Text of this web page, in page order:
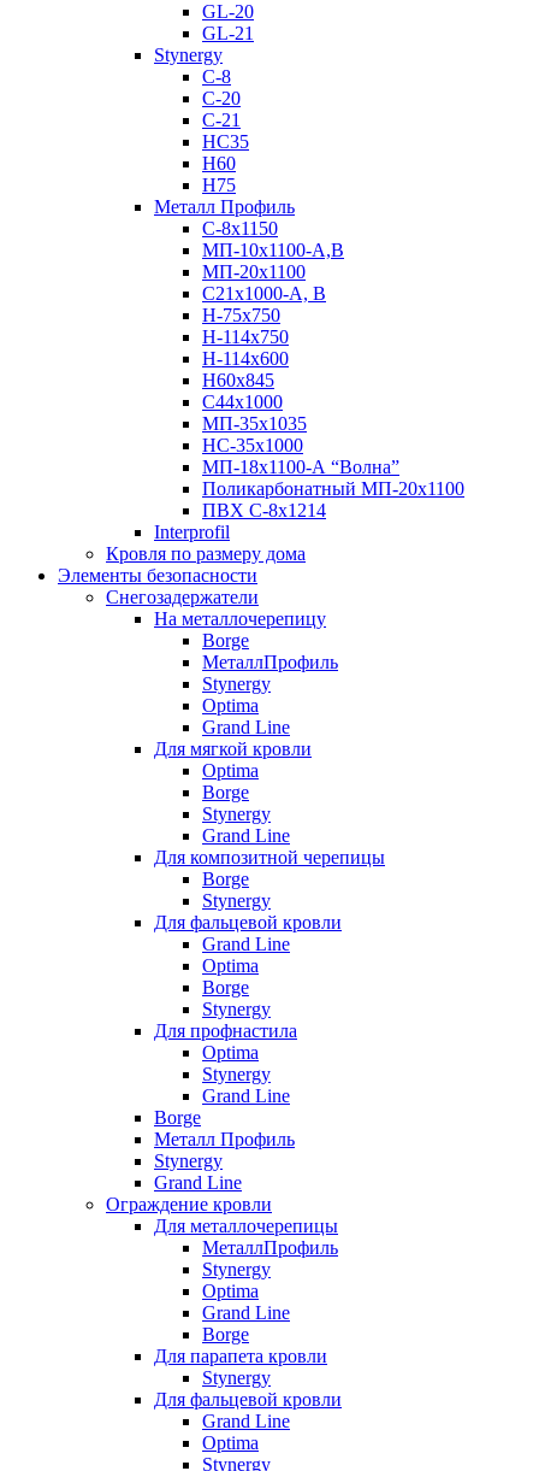
GL-20
GL-21
Stynergy
C-8
C-20
C-21
НС35
Н60
H75
Металл Профиль
С-8х1150
МП-10x1100-А,В
МП-20х1100
С21х1000-А, В
H-75х750
Н-114х750
Н-114х600
Н60х845
С44х1000
МП-35х1035
НС-35х1000
МП-18х1100-А “Волна”
Поликарбонатный МП-20х1100
ПВХ С-8х1214
Interprofil
Кровля по размеру дома
Элементы безопасности
Снегозадержатели
На металлочерепицу
Borge
МеталлПрофиль
Stynergy
Optima
Grand Line
Для мягкой кровли
Optima
Borge
Stynergy
Grand Line
Для композитной черепицы
Borge
Stynergy
Для фальцевой кровли
Grand Line
Optima
Borge
Stynergy
Для профнастила
Optima
Stynergy
Grand Line
Borge
Металл Профиль
Stynergy
Grand Line
Ограждение кровли
Для металлочерепицы
МеталлПрофиль
Stynergy
Optima
Grand Line
Borge
Для парапета кровли
Stynergy
Для фальцевой кровли
Grand Line
Optima
Stynergy